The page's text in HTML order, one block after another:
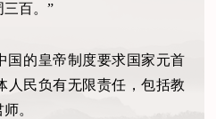
百。”
国的皇帝制度要求国家元首
人民负有无限责任，包括教
。